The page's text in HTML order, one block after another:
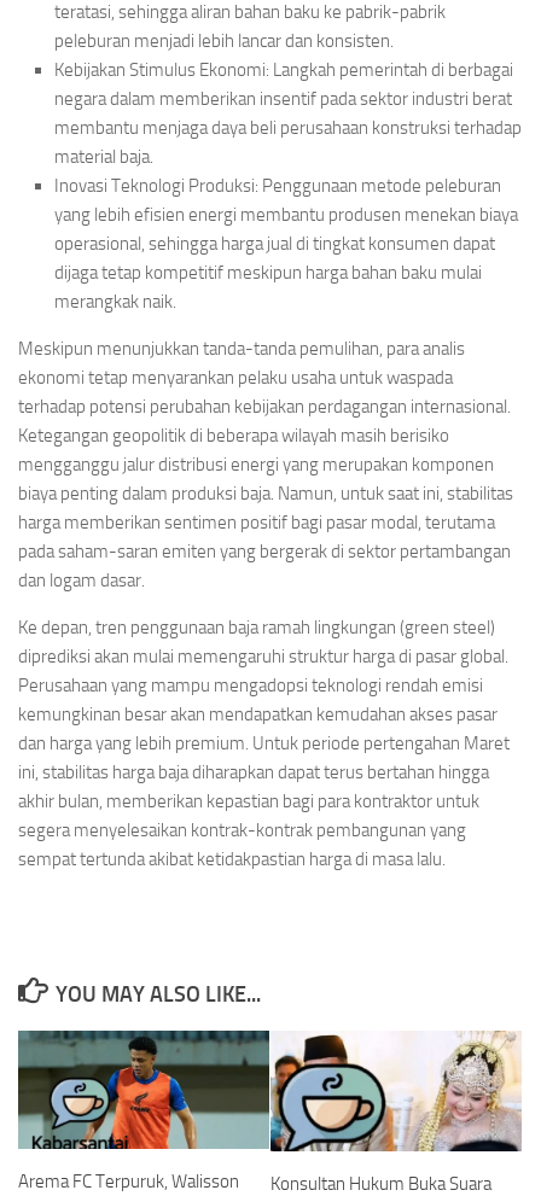
teratasi, sehingga aliran bahan baku ke pabrik-pabrik
peleburan menjadi lebih lancar dan konsisten.
Kebijakan Stimulus Ekonomi: Langkah pemerintah di berbagai
negara dalam memberikan insentif pada sektor industri berat
membantu menjaga daya beli perusahaan konstruksi terhadap
material baja.
Inovasi Teknologi Produksi: Penggunaan metode peleburan
yang lebih efisien energi membantu produsen menekan biaya
operasional, sehingga harga jual di tingkat konsumen dapat
dijaga tetap kompetitif meskipun harga bahan baku mulai
merangkak naik.
Meskipun menunjukkan tanda-tanda pemulihan, para analis
ekonomi tetap menyarankan pelaku usaha untuk waspada
terhadap potensi perubahan kebijakan perdagangan internasional.
Ketegangan geopolitik di beberapa wilayah masih berisiko
mengganggu jalur distribusi energi yang merupakan komponen
biaya penting dalam produksi baja. Namun, untuk saat ini, stabilitas
harga memberikan sentimen positif bagi pasar modal, terutama
pada saham-saran emiten yang bergerak di sektor pertambangan
dan logam dasar.
Ke depan, tren penggunaan baja ramah lingkungan (green steel)
diprediksi akan mulai memengaruhi struktur harga di pasar global.
Perusahaan yang mampu mengadopsi teknologi rendah emisi
kemungkinan besar akan mendapatkan kemudahan akses pasar
dan harga yang lebih premium. Untuk periode pertengahan Maret
ini, stabilitas harga baja diharapkan dapat terus bertahan hingga
akhir bulan, memberikan kepastian bagi para kontraktor untuk
segera menyelesaikan kontrak-kontrak pembangunan yang
sempat tertunda akibat ketidakpastian harga di masa lalu.
YOU MAY ALSO LIKE...
Arema FC Terpuruk, Walisson
Konsultan Hukum Buka Suara